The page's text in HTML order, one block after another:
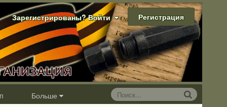
Зарегистрированы? Войти Регистрация
Больше